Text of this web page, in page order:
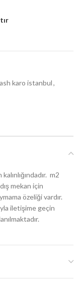
karo istanbul,
m2
mekan için
özeliği vardır.
iletişime geçin